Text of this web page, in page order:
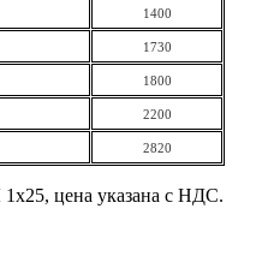
1400
1730
1800
2200
2820
цена указана с НДС.